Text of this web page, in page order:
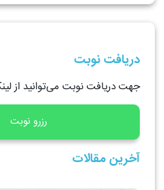
دریافت نوبت
جهت دریافت نوبت می‌توانید از
رزرو نوبت
آخرین مقالات